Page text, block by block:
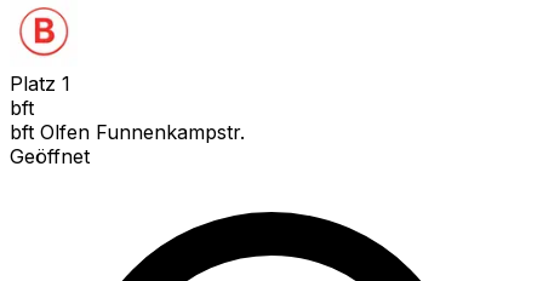
Platz 1
bft
bft Olfen Funnenkampstr.
Geöffnet